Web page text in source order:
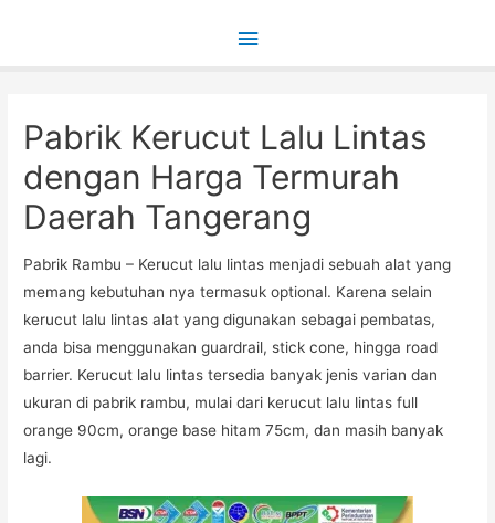
Main
Pabrik Kerucut Lalu Lintas
dengan Harga Termurah
Daerah Tangerang
Pabrik Rambu – Kerucut lalu lintas menjadi sebuah alat yang
memang kebutuhan nya termasuk optional. Karena selain
kerucut lalu lintas alat yang digunakan sebagai pembatas,
anda bisa menggunakan guardrail, stick cone, hingga road
barrier. Kerucut lalu lintas tersedia banyak jenis varian dan
ukuran di pabrik rambu, mulai dari kerucut lalu lintas full
orange 90cm, orange base hitam 75cm, dan masih banyak
lagi.